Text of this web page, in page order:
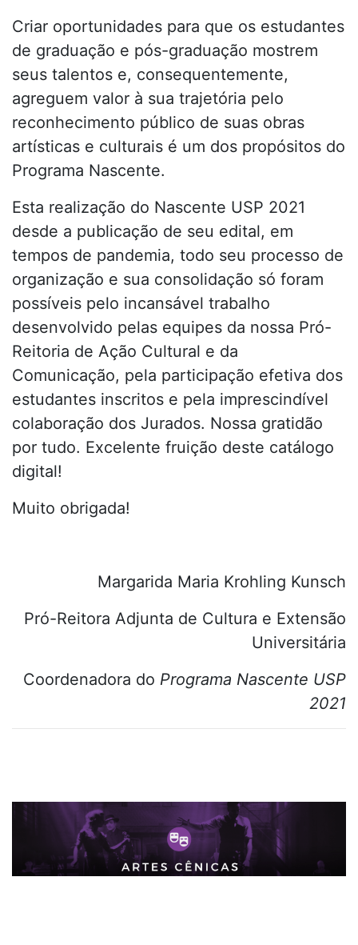
Criar oportunidades para que os estudantes
de graduação e pós-graduação mostrem
seus talentos e, consequentemente,
agreguem valor à sua trajetória pelo
reconhecimento público de suas obras
artísticas e culturais é um dos propósitos do
Programa Nascente.
Esta realização do Nascente USP 2021
desde a publicação de seu edital, em
tempos de pandemia, todo seu processo de
organização e sua consolidação só foram
possíveis pelo incansável trabalho
desenvolvido pelas equipes da nossa Pró-
Reitoria de Ação Cultural e da
Comunicação, pela participação efetiva dos
estudantes inscritos e pela imprescindível
colaboração dos Jurados. Nossa gratidão
por tudo. Excelente fruição deste catálogo
digital!
Muito obrigada!
Margarida Maria Krohling Kunsch
Pró-Reitora Adjunta de Cultura e Extensão
Universitária
Coordenadora do Programa Nascente USP
2021